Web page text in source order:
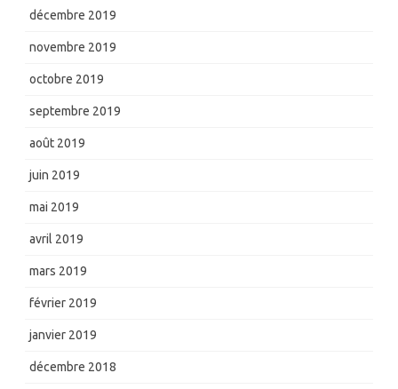
décembre 2019
novembre 2019
octobre 2019
septembre 2019
août 2019
juin 2019
mai 2019
avril 2019
mars 2019
février 2019
janvier 2019
décembre 2018